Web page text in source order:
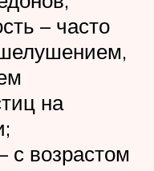
– часто
на
с возрастом